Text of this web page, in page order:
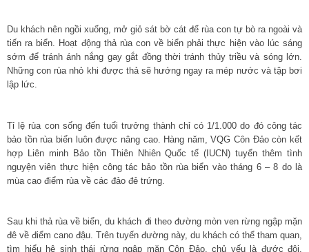
Du khách nên ngồi xuống, mở giỏ sát bờ cát để rùa con tự bò ra ngoài và
tiến ra biển. Hoạt động thả rùa con về biển phải thực hiện vào lúc sáng
sớm để tránh ánh nắng gay gắt đồng thời tránh thủy triều và sóng lớn.
Những con rùa nhỏ khi được thả sẽ hướng ngay ra mép nước và tập bơi
lập lức.
Tỉ lệ rùa con sống đến tuổi trưởng thành chỉ có 1/1.000 do đó công tác
bảo tồn rùa biển luôn được nâng cao. Hàng năm, VQG Côn Đảo còn kết
hợp Liên minh Bảo tồn Thiên Nhiên Quốc tế (IUCN) tuyển thêm tình
nguyện viên thực hiện công tác bảo tồn rùa biển vào tháng 6 – 8 do là
mùa cao điểm rùa về các đảo đẻ trứng.
Sau khi thả rùa về biển, du khách đi theo đường mòn ven rừng ngập mặn
đê về điểm cano đậu. Trên tuyến đường này, du khách có thể tham quan,
tìm hiểu hệ sinh thái rừng ngập mặn Côn Đảo, chủ yếu là đước đôi,